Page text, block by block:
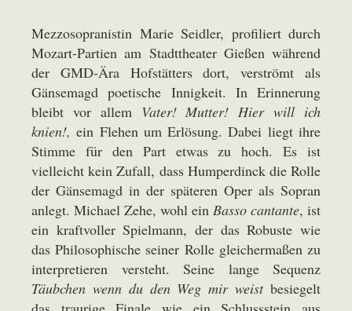
Mezzosopranistin Marie Seidler, profiliert durch
Mozart-Partien am Stadttheater Gießen während
der GMD-Ära Hofstätters dort, verströmt als
Gänsemagd poetische Innigkeit. In Erinnerung
bleibt vor allem Vater! Mutter! Hier will ich
knien!, ein Flehen um Erlösung. Dabei liegt ihre
Stimme für den Part etwas zu hoch. Es ist
vielleicht kein Zufall, dass Humperdinck die Rolle
der Gänsemagd in der späteren Oper als Sopran
anlegt. Michael Zehe, wohl ein Basso cantante, ist
ein kraftvoller Spielmann, der das Robuste wie
das Philosophische seiner Rolle gleichermaßen zu
interpretieren versteht. Seine lange Sequenz
Täubchen wenn du den Weg mir weistbesiegelt